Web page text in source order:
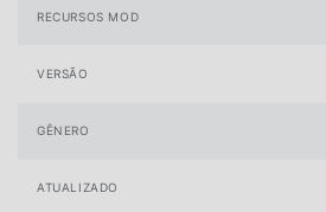
RECURSOS MOD
VERSÃO
GÊNERO
ATUALIZADO